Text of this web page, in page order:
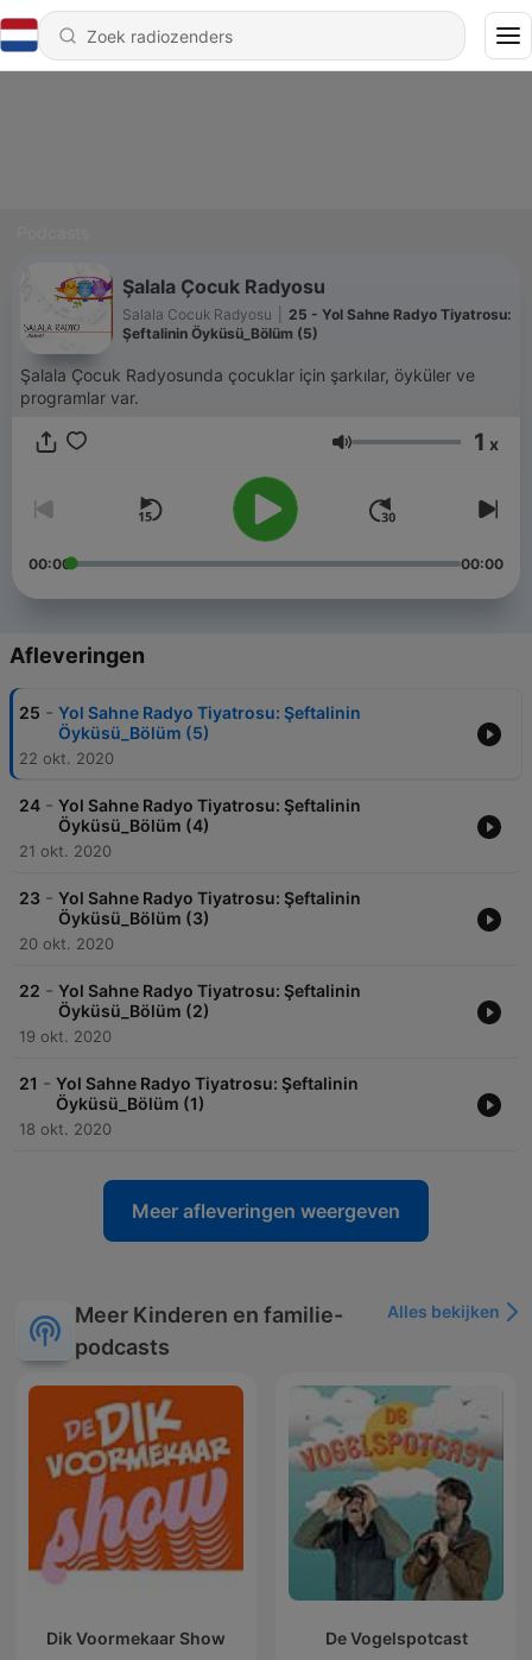
Şalala Çocuk Radyosu
Salala Cocuk Radyosu
25 - Yol Sahne Radyo Tiyatrosu:
Şeftalinin Öyküsü_Bölüm (5)
Şalala Çocuk Radyosunda çocuklar için şarkılar, öyküler ve
programlar var.
Volume 1 x
00:00 00:00
Afleveringen
25 - Yol Sahne Radyo Tiyatrosu: Şeftalinin
Öyküsü_Bölüm (5)
22 okt. 2020
24 - Yol Sahne Radyo Tiyatrosu: Şeftalinin
Öyküsü_Bölüm (4)
21 okt. 2020
23 - Yol Sahne Radyo Tiyatrosu: Şeftalinin
Öyküsü_Bölüm (3)
20 okt. 2020
22 - Yol Sahne Radyo Tiyatrosu: Şeftalinin
Öyküsü_Bölüm (2)
19 okt. 2020
21 - Yol Sahne Radyo Tiyatrosu: Şeftalinin
Öyküsü_Bölüm (1)
18 okt. 2020
Meer afleveringen weergeven
Meer Kinderen en familie-
podcasts
Alles bekijken
Dik Voormekaar Show De Vogelspotcast